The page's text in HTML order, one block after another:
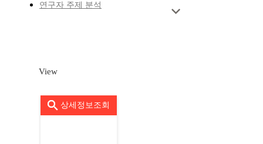
연구자 주제 분석
View
상세정보조회